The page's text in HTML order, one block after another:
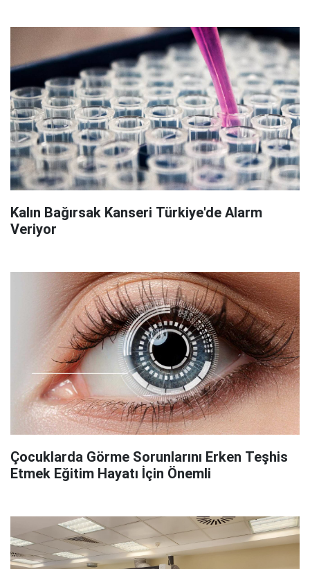
Kalın Bağırsak Kanseri Türkiye'de Alarm
Veriyor
Çocuklarda Görme Sorunlarını Erken Teşhis
Etmek Eğitim Hayatı İçin Önemli